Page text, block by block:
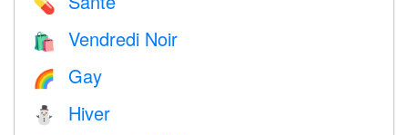
💊
🛍 Vendredi Noir
🌈 Gay
⛄ Hiver